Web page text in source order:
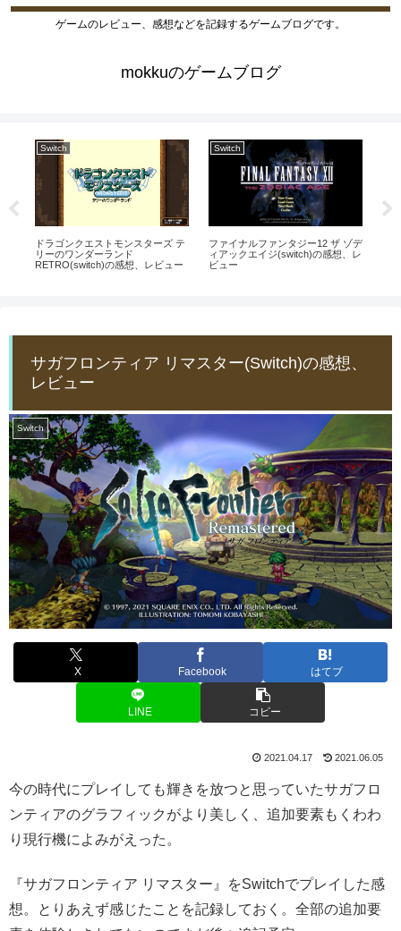
ゲームのレビュー、感想などを記録するゲームブログです。
mokkuのゲームブログ
Switch
ドラゴンクエストモンスターズ テ
リーのワンダーランド
RETRO(switch)の感想、レビュー
Switch
ファイナルファンタジー12 ザ ゾデ
ィアックエイジ(switch)の感想、レ
ビュー
サガフロンティア リマスター(Switch)の感想、
レビュー
Switch
X Facebook はてブ
LINE コピー
2021.04.17 2021.06.05
今の時代にプレイしても輝きを放つと思っていたサガフロ
ンティアのグラフィックがより美しく、追加要素もくわわ
り現行機によみがえった。
『サガフロンティア リマスター』をSwitchでプレイした感
想。とりあえず感じたことを記録しておく。全部の追加要